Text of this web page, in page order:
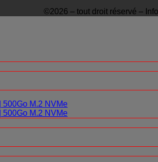
©2026 – tout droit réservé –
500Go M.2 NVMe
500Go M.2 NVMe